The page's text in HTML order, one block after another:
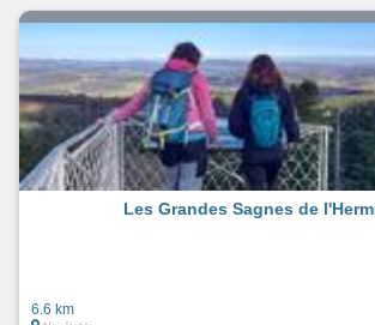
Les Grandes Sagnes de
6.6 km